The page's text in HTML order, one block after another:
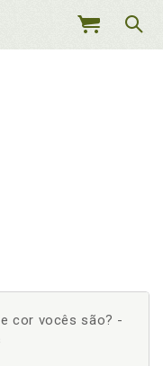
MEU
cor vocês são? -